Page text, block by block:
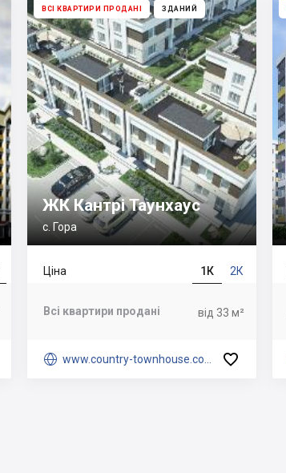
ВСІ КВАРТИРИ ПРОДАНІ ЗДАНИЙ
ЖК Кантрі Таунхаус
с. Гора
1К 2К
Ціна
від 33 м²
Всі квартири продані
 www.country-townhouse.com.ua